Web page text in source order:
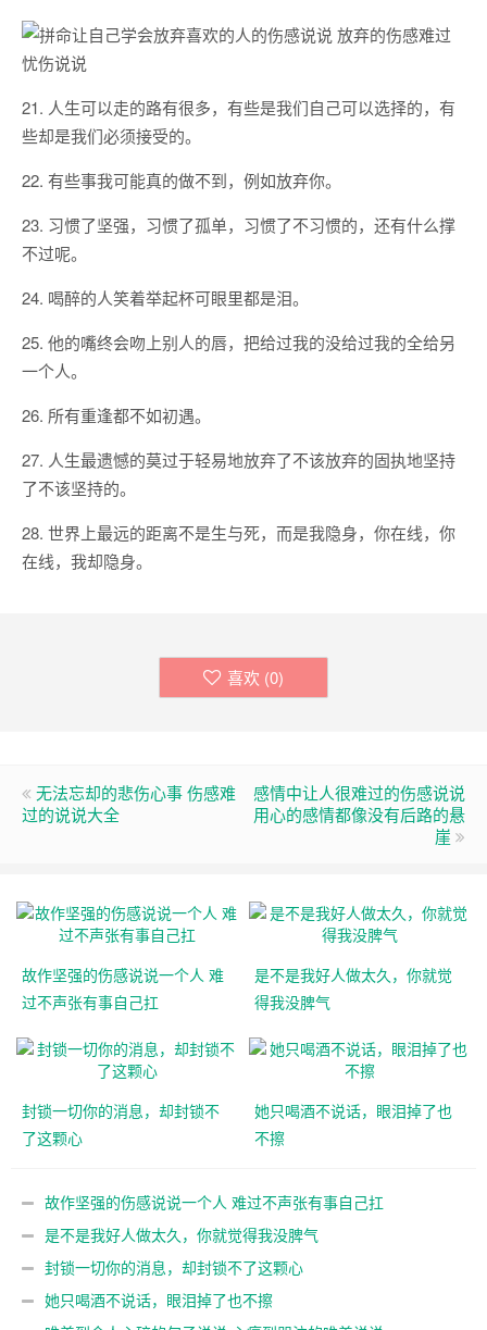
21. 人生可以走的路有很多，有些是我们自己可以选择的，有
些却是我们必须接受的。
22. 有些事我可能真的做不到，例如放弃你。
23. 习惯了坚强，习惯了孤单，习惯了不习惯的，还有什么撑
不过呢。
24. 喝醉的人笑着举起杯可眼里都是泪。
25. 他的嘴终会吻上别人的唇，把给过我的没给过我的全给另
一个人。
26. 所有重逢都不如初遇。
27. 人生最遗憾的莫过于轻易地放弃了不该放弃的固执地坚持
了不该坚持的。
28. 世界上最远的距离不是生与死，而是我隐身，你在线，你
在线，我却隐身。
喜欢 (0)
无法忘却的悲伤心事 伤感难
过的说说大全
感情中让人很难过的伤感说说
用心的感情都像没有后路的悬
崖
故作坚强的伤感说说一个人 难
过不声张有事自己扛
是不是我好人做太久，你就觉
得我没脾气
封锁一切你的消息，却封锁不
了这颗心
她只喝酒不说话，眼泪掉了也
不擦
故作坚强的伤感说说一个人 难过不声张有事自己扛
是不是我好人做太久，你就觉得我没脾气
封锁一切你的消息，却封锁不了这颗心
她只喝酒不说话，眼泪掉了也不擦